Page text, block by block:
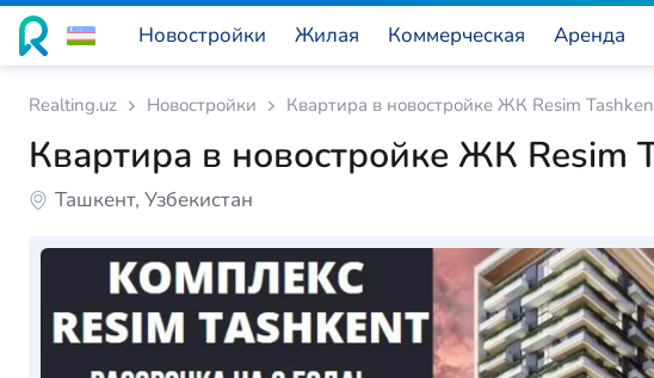
Новостройки Жилая Коммерческая Аренда
Realting.uz Новостройки Квартира в новостройке ЖК Resim
Квартира в новостройке ЖК Resim
Ташкент, Узбекистан